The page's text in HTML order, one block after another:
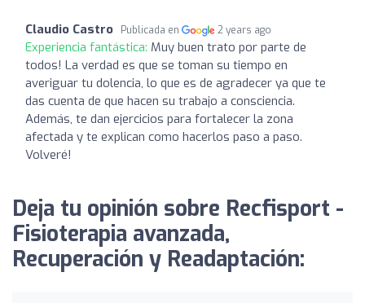
Claudio Castro Publicada en 2 years ago
Experiencia fantástica: Muy buen trato por parte de
todos! La verdad es que se toman su tiempo en
averiguar tu dolencia, lo que es de agradecer ya que te
das cuenta de que hacen su trabajo a consciencia.
Además, te dan ejercicios para fortalecer la zona
afectada y te explican como hacerlos paso a paso.
Volveré!
Deja tu opinión sobre Recfisport -
Fisioterapia avanzada,
Recuperación y Readaptación: